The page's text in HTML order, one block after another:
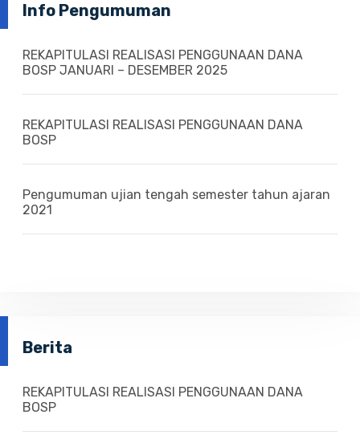
Info Pengumuman
REKAPITULASI REALISASI PENGGUNAAN DANA
BOSP JANUARI – DESEMBER 2025
REKAPITULASI REALISASI PENGGUNAAN DANA
BOSP
Pengumuman ujian tengah semester tahun ajaran
2021
Berita
REKAPITULASI REALISASI PENGGUNAAN DANA
BOSP